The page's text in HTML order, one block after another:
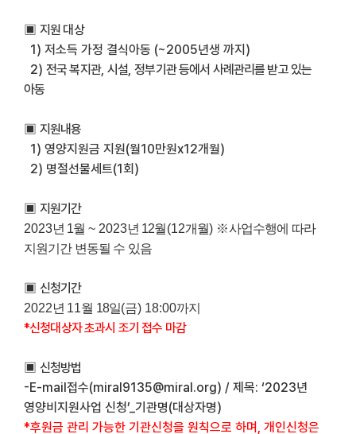
▣ 지원 대상
1) 저소득 가정 결식아동 (~2005년생 까지)
2) 전국 복지관, 시설,정부기관 등에서 사례관리를 받고 있는
아동
▣ 지원내용
1) 영양지원금 지원(월10만원x12개월)
2) 명절선물세트(1회 )
▣ 지원기간
2023년 1월 ~ 2023년 12월(12개월) ※사업수행에 따라
지원기간 변동될 수 있음
▣ 신청기간
2022년 11월 18일(금) 18:00까지
*신청대상자초과시 조기 접수 마감
▣ 신청방법
-E-mail접수(miral9135@miral.org) / 제목: ‘2023년
영양비지원사업 신청’_기관명(대상자명)
*후원금 관리 가능한 기관신청을 원칙으로 하며 , 개인신청은